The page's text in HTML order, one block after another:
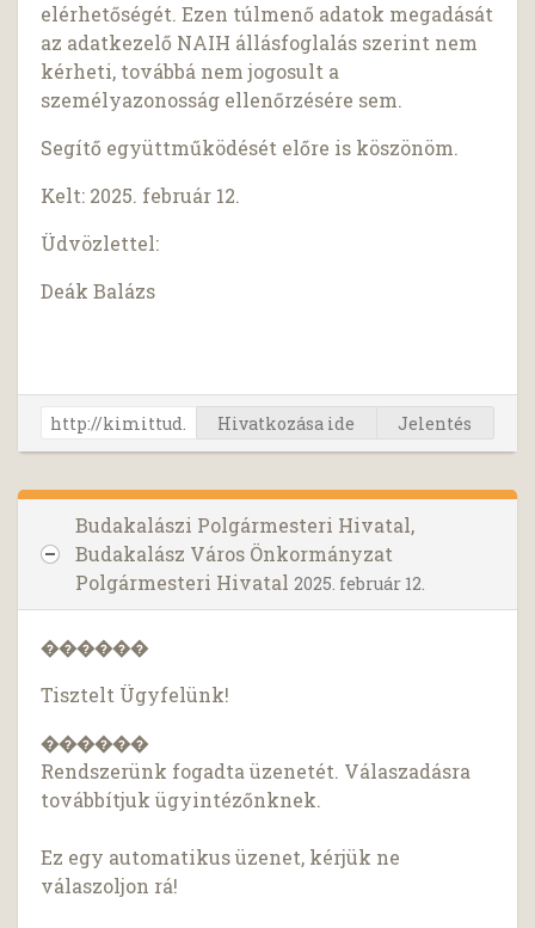
elérhetőségét. Ezen túlmenő adatok megadását
az adatkezelő NAIH állásfoglalás szerint nem
kérheti, továbbá nem jogosult a
személyazonosság ellenőrzésére sem.
Segítő együttműködését előre is köszönöm.
Kelt: 2025. február 12.
Üdvözlettel:
Deák Balázs
Hivatkozása ide Jelentés
Budakalászi Polgármesteri Hivatal,
Budakalász Város Önkormányzat
Polgármesteri Hivatal 2025. február 12.
������
Tisztelt Ügyfelünk!
������
Rendszerünk fogadta üzenetét. Válaszadásra
továbbítjuk ügyintézőnknek.
Ez egy automatikus üzenet, kérjük ne
válaszoljon rá!